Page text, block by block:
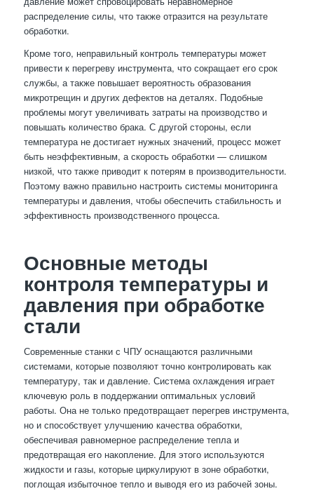
распределение силы, что также отразится на результате
обработки.
Кроме того, неправильный контроль температуры может
привести к перегреву инструмента, что сокращает его срок
службы, а также повышает вероятность образования
микротрещин и других дефектов на деталях. Подобные
проблемы могут увеличивать затраты на производство и
повышать количество брака. С другой стороны, если
температура не достигает нужных значений, процесс может
быть неэффективным, а скорость обработки — слишком
низкой, что также приводит к потерям в производительности.
Поэтому важно правильно настроить системы мониторинга
температуры и давления, чтобы обеспечить стабильность и
эффективность производственного процесса.
Основные методы
контроля температуры и
давления при обработке
стали
Современные станки с ЧПУ оснащаются различными
системами, которые позволяют точно контролировать как
температуру, так и давление. Система охлаждения играет
ключевую роль в поддержании оптимальных условий
работы. Она не только предотвращает перегрев инструмента,
но и способствует улучшению качества обработки,
обеспечивая равномерное распределение тепла и
предотвращая его накопление. Для этого используются
жидкости и газы, которые циркулируют в зоне обработки,
поглощая избыточное тепло и выводя его из рабочей зоны.